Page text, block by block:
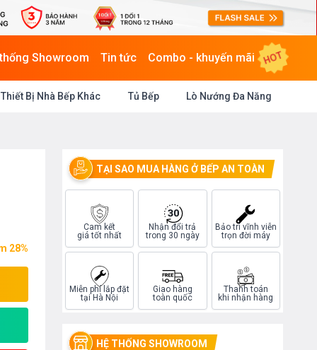
Showroom Tin tức Combo - khuyến mãi HOT
Thiết Bị Nhà Bếp Khác Tủ Bếp Lò Nướng Đa Năng
28%
TẠI SAO MUA HÀNG Ở BẾP AN TOÀN
Cam kết
giá tốt nhất
Nhận đổi trả
trong 30 ngày
Bảo trì vĩnh viễn
trọn đời máy
Miễn phí lắp đặt
tại Hà Nội
Giao hàng
toàn quốc
Thanh toán
khi nhận hàng
HỆ THỐNG SHOWROOM